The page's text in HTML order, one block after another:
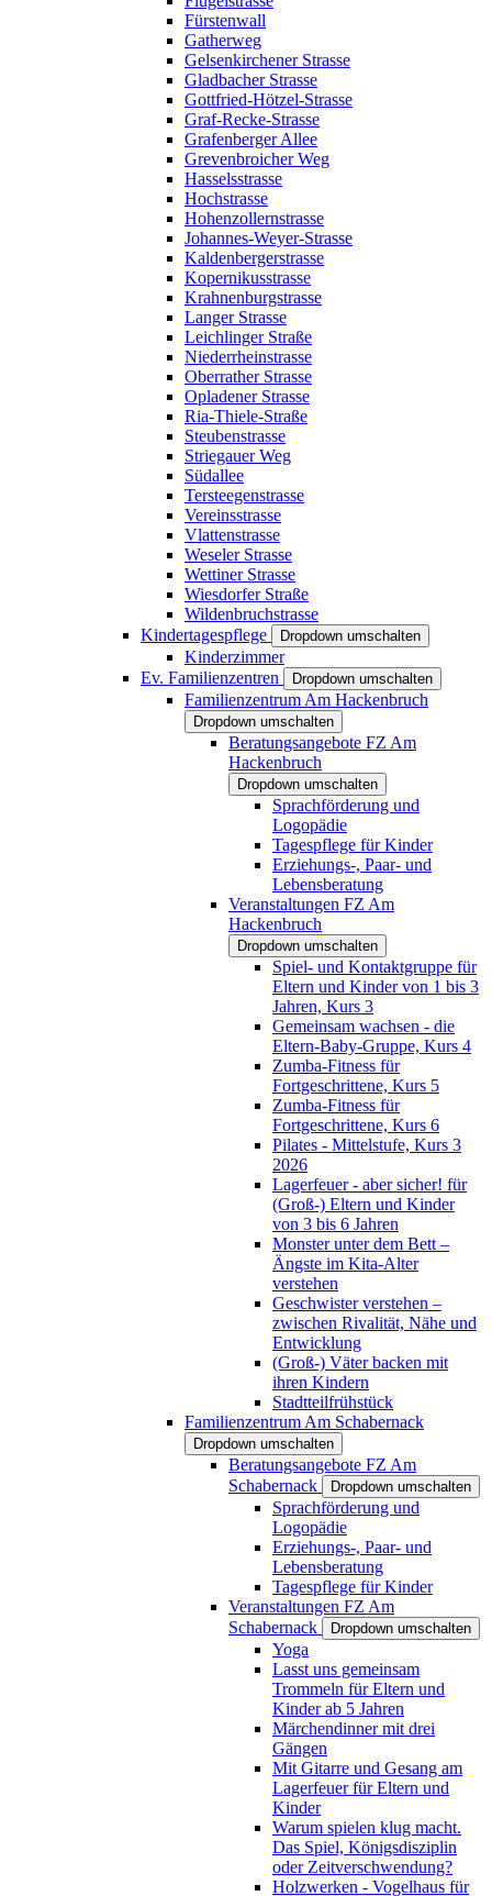
Fürstenwall
Gatherweg
Gelsenkirchener Strasse
Gladbacher Strasse
Gottfried-Hötzel-Strasse
Graf-Recke-Strasse
Grafenberger Allee
Grevenbroicher Weg
Hasselsstrasse
Hochstrasse
Hohenzollernstrasse
Johannes-Weyer-Strasse
Kaldenbergerstrasse
Kopernikusstrasse
Krahnenburgstrasse
Langer Strasse
Leichlinger Straße
Niederrheinstrasse
Oberrather Strasse
Opladener Strasse
Ria-Thiele-Straße
Steubenstrasse
Striegauer Weg
Südallee
Tersteegenstrasse
Vereinsstrasse
Vlattenstrasse
Weseler Strasse
Wettiner Strasse
Wiesdorfer Straße
Wildenbruchstrasse
Kindertagespflege
Dropdown umschalten
Kinderzimmer
Ev. Familienzentren
Dropdown umschalten
Familienzentrum Am Hackenbruch
Dropdown umschalten
Beratungsangebote FZ Am
Hackenbruch
Dropdown umschalten
Sprachförderung und
Logopädie
Tagespflege für Kinder
Erziehungs-, Paar- und
Lebensberatung
Veranstaltungen FZ Am
Hackenbruch
Dropdown umschalten
Spiel- und Kontaktgruppe für
Eltern und Kinder von 1 bis 3
Jahren, Kurs 3
Gemeinsam wachsen - die
Eltern-Baby-Gruppe, Kurs 4
Zumba-Fitness für
Fortgeschrittene, Kurs 5
Zumba-Fitness für
Fortgeschrittene, Kurs 6
Pilates - Mittelstufe, Kurs 3
2026
Lagerfeuer - aber sicher! für
(Groß-) Eltern und Kinder
von 3 bis 6 Jahren
Monster unter dem Bett –
Ängste im Kita-Alter
verstehen
Geschwister verstehen –
zwischen Rivalität, Nähe und
Entwicklung
(Groß-) Väter backen mit
ihren Kindern
Stadtteilfrühstück
Familienzentrum Am Schabernack
Dropdown umschalten
Beratungsangebote FZ Am
Schabernack
Dropdown umschalten
Sprachförderung und
Logopädie
Erziehungs-, Paar- und
Lebensberatung
Tagespflege für Kinder
Veranstaltungen FZ Am
Schabernack
Dropdown umschalten
Yoga
Lasst uns gemeinsam
Trommeln für Eltern und
Kinder ab 5 Jahren
Märchendinner mit drei
Gängen
Mit Gitarre und Gesang am
Lagerfeuer für Eltern und
Kinder
Warum spielen klug macht.
Das Spiel, Königsdisziplin
oder Zeitverschwendung?
Holzwerken - Vogelhaus für